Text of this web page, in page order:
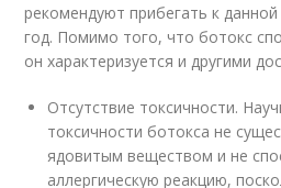
рекомендуют прибегать к
год. Помимо того, что ботокс
он характеризуется и другими
Отсутствие токсичности.
токсичности ботокса не
ядовитым веществом и не
аллергическую реакцию,